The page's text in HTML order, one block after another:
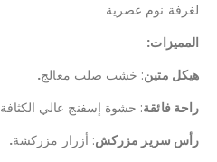
لغرفة نوم عصرية
:المميزات
.هيكل متين: خشب صلب معالج
.راحة فائقة: حشوة إسفنج عالي الكثافة
.رأس سرير مزركش: أزرار مزركشة